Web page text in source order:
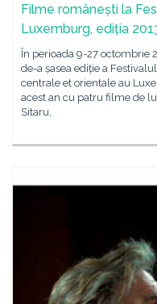
Filme românești la
Luxemburg, ediția
În perioada 9-27 octombrie
de-a șasea ediție a
centrale et orientale au
acest an cu patru filme de
Sitaru,